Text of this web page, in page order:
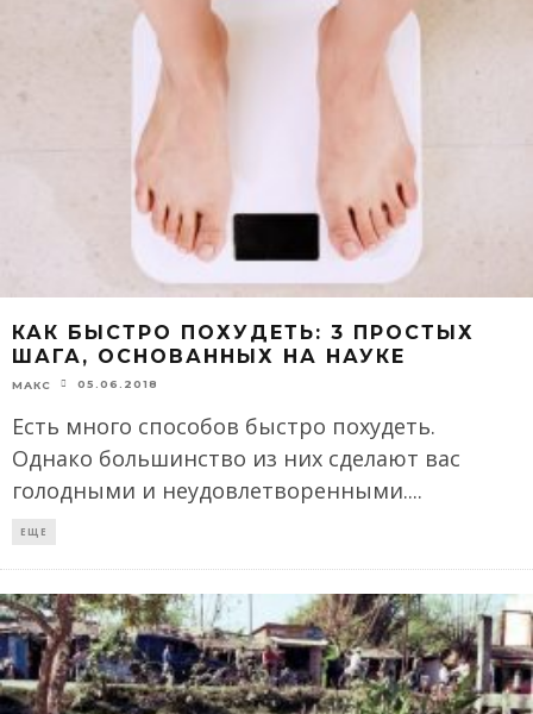
КАК БЫСТРО ПОХУДЕТЬ: 3 ПРОСТЫХ
ШАГА, ОСНОВАННЫХ НА НАУКЕ
МАКС 05.06.2018
Есть много способов быстро похудеть.
Однако большинство из них сделают вас
голодными и неудовлетворенными....
ЕЩЕ